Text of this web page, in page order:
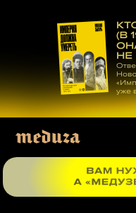
материалам